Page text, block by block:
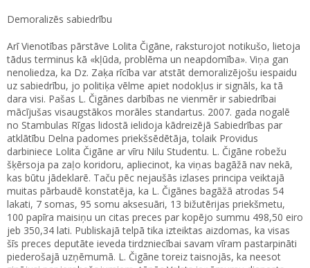
Demoralizēs sabiedrību
Arī Vienotības pārstāve Lolita Čigāne, raksturojot notikušo, lietoja
tādus terminus kā «kļūda, problēma un neapdomība». Viņa gan
nenoliedza, ka Dz. Zaķa rīcība var atstāt demoralizējošu iespaidu
uz sabiedrību, jo politiķa vēlme apiet nodokļus ir signāls, ka tā
dara visi. Pašas L. Čigānes darbības ne vienmēr ir sabiedrībai
mācījušas visaugstākos morāles standartus. 2007. gada nogalē
no Stambulas Rīgas lidostā ielidoja kādreizējā Sabiedrības par
atklātību Delna padomes priekšsēdētāja, tolaik Providus
darbiniece Lolita Čigāne ar vīru Nilu Studentu. L. Čigāne robežu
šķērsoja pa zaļo koridoru, apliecinot, ka viņas bagāžā nav nekā,
kas būtu jādeklarē. Taču pēc nejaušās izlases principa veiktajā
muitas pārbaudē konstatēja, ka L. Čigānes bagāžā atrodas 54
lakati, 7 somas, 95 somu aksesuāri, 13 bižutērijas priekšmetu,
100 papīra maisiņu un citas preces par kopējo summu 498,50 eiro
jeb 350,34 lati. Publiskajā telpā tika izteiktas aizdomas, ka visas
šīs preces deputāte ieveda tirdzniecībai savam vīram pastarpināti
piederošajā uzņēmumā. L. Čigāne toreiz taisnojās, ka neesot